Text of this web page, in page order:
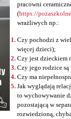
pracowni
(https://
wrażliwych np.:
Czy pochodzi z
więcej dzieci);
Czy jest dzieckiem
Czy jego rodzice są
Czy ma
Jak wyglądają
to wychowywanie
pozostającą w
rozwiedzioną,